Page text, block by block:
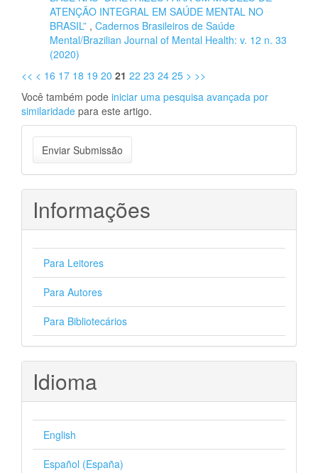
ATENÇÃO INTEGRAL EM SAÚDE MENTAL NO
BRASIL” , Cadernos Brasileiros de Saúde
Mental/Brazilian Journal of Mental Health: v. 12 n. 33
(2020)
<< < 16 17 18 19 20 21 22 23 24 25 > >>
Você também pode iniciar uma pesquisa avançada por
similaridade para este artigo.
Enviar
Submissão
Enviar Submissão
Informações
Para Leitores
Para Autores
Para Bibliotecários
Idioma
English
Español (España)